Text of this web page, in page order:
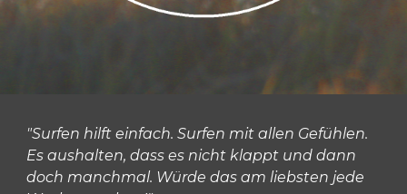
"Surfen hilft einfach. Surfen mit allen Gefühlen.
Es aushalten, dass es nicht klappt und dann
doch manchmal. Würde das am liebsten jede